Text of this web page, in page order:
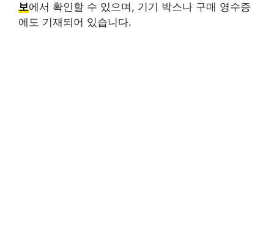
보에서 확인할 수 있으며, 기기 박스나 구매 영수증
에도 기재되어 있습니다.